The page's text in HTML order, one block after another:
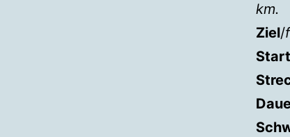
km.
Ziel/
Start